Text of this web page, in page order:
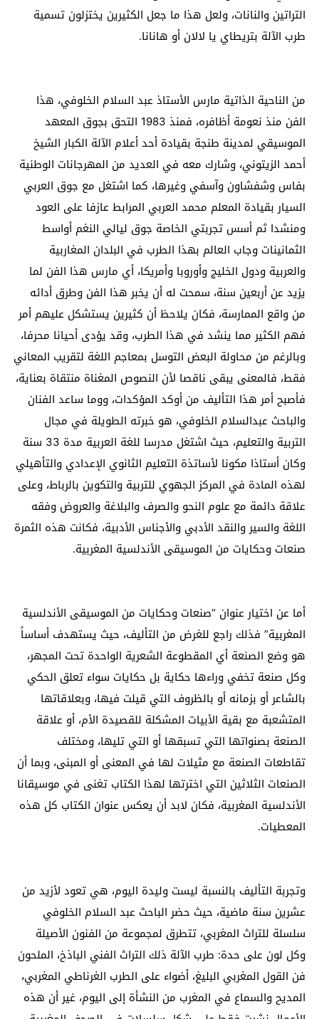
التراتين والنانات، ولعل هذا ما جعل الكثيرين يختزلون تسمية
طرب الآلة بتريطاي يا لالان أو هانانا.
من الناحية الذاتية مارس الأستاذ عبد السلام الخلوفي، هذا
الفن منذ نعومة أظافره، فمنذ 1983 التحق بجوق المعهد
الموسيقي لمدينة طنجة بقيادة أحد أعلام الآلة الكبار الشيخ
أحمد الزيتوني، وشارك معه في العديد من المهرجانات الوطنية
بفاس وشفشاون وآسفي وغيرها، كما اشتغل مع جوق العربي
السيار بقيادة المعلم محمد العربي المرابط عازفا على العود
ومنشدا ثم أسس تجربتي الخاصة جوق ليالي النغم أواسط
الثمانينات وجاب العالم بهذا الطرب في البلدان المغاربية
والعربية ودول الخليج وأوروبا وأمريكا، أي مارس هذا الفن لما
يزيد عن أربعين سنة، سمحت له أن يخبر هذا الفن وطرق أدائه
من واقع الممارسة، فكان يلاحظ أن كثيرين يستشكل عليهم أمر
فهم الكثير مما ينشد في هذا الطرب، وقد يؤدى أحيانا محرفا،
وبالرغم من محاولة البعض التوسل بمعاجم اللغة لتقريب المعاني
فقط، فالمعنى يبقى ناقصا لأن النصوص المغناة منتقاة بعناية،
فأصبح أمر هذا التأليف من أوكد المؤكدات، ووما ساعد الفنان
والباحث عبدالسلام الخلوفي، هو خبرته الطويلة في مجال
التربية والتعليم، حيث اشتغل مدرسا للغة العربية مدة 33 سنة
وكان أستاذا مكونا لأساتذة التعليم الثانوي الإعدادي والتأهيلي
لهذه المادة في المركز الجهوي للتربية والتكوين بالرباط، وعلى
علاقة دائمة مع علوم النحو والصرف والبلاغة والعروض وفقه
اللغة والسير والنقد الأدبي والأجناس الأدبية، فكانت هذه الثمرة
صنعات وحكايات من الموسيقى الأندلسية المغربية.
أما عن اختيار عنوان “صنعات وحكايات من الموسيقى الأندلسية
المغربية” فذلك راجع للغرض من التأليف، حيث يستهدف أساساً
هو وضع الصنعة أي المقطوعة الشعرية الواحدة تحت المجهر،
وكل صنعة تخفي وراءها حكاية بل حكايات سواء تعلق الحكي
بالشاعر أو بزمانه أو بالظروف التي قيلت فيها، وبعلاقاتها
المتشعبة مع بقية الأبيات المشكلة للقصيدة الأم، أو علاقة
الصنعة بصنواتها التي تسبقها أو التي تليها، ومختلف
تقاطعات الصنعة مع مثيلات لها في المعنى أو المبنى، وبما أن
الصنعات الثلاثين التي اخترتها لهذا الكتاب تغنى في موسيقانا
الأندلسية المغربية، فكان لابد أن يعكس عنوان الكتاب كل هذه
المعطيات.
وتجربة التأليف بالنسبة ليست وليدة اليوم، هي تعود لأزيد من
عشرين سنة ماضية، حيث حضر الباحث عبد السلام الخلوفي
سلسلة للتراث المغربي، تتطرق لمجموعة من الفنون الأصيلة
وكل لون على حدة: طرب الآلة ذلك التراث الفني الباذخ، الملحون
فن القول المغربي البليغ، أضواء على الطرب الغرناطي المغربي،
المديح والسماع في المغرب من النشأة إلى اليوم، غير أن هذه